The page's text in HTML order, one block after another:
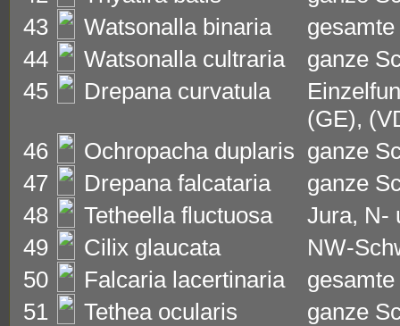
43
Watsonalla binaria
44
Watsonalla cultraria
ganze
45
Drepana curvatula
(GE),
46
Ochropacha duplaris ganze
47
Drepana falcataria
ganze
48
Tetheella fluctuosa
Jura, N-
49
Cilix glaucata
NW-
50
Falcaria lacertinaria
51
Tethea ocularis
ganze